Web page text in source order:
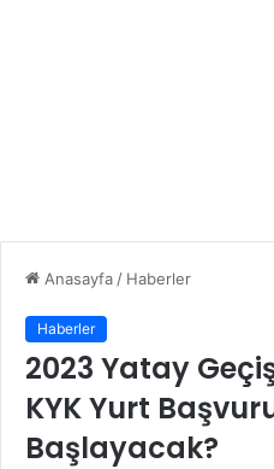
Anasayfa / Haberler
Haberler
2023 Yatay
KYK Yurt
Başlayacak?